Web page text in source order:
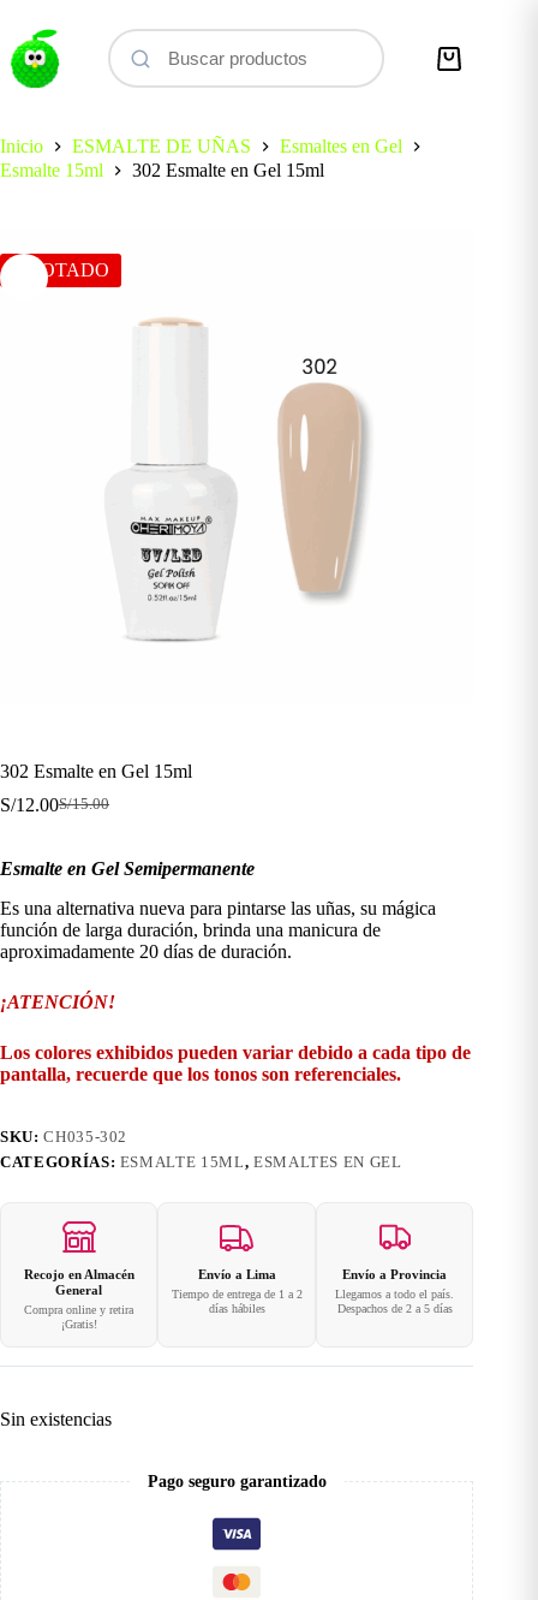
contenido
Carro
Inicio
ESMALTE DE UÑAS
Esmaltes en Gel
Esmalte 15ml
302 Esmalte en Gel 15ml
AGOTADO
302 Esmalte en Gel 15ml
S/15.00
El
era:
S/15.00.
S/12.00El
es:
S/12.00.
Esmalte en Gel Semipermanente
Es una alternativa nueva para pintarse las uñas, su mágica
función de larga duración, brinda una manicura de
aproximadamente 20 días de duración.
¡ATENCIÓN!
Los colores exhibidos pueden variar debido a cada tipo de
pantalla, recuerde que los tonos son referenciales.
SKU:CH035-302
CATEGORÍAS: ESMALTE 15ML, ESMALTES EN GEL
Recojo en Almacén
General
Compra online y retira
¡Gratis!
Envío a Lima
Tiempo de entrega de 1 a 2
días hábiles
Envío a Provincia
Llegamos a todo el país.
Despachos de 2 a 5 días
Sin existencias
Pago seguro garantizado